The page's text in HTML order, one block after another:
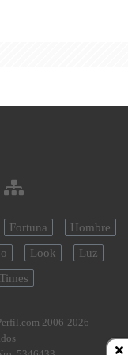
Fortuna
Hombre
Look
Luz
2006-2026 -